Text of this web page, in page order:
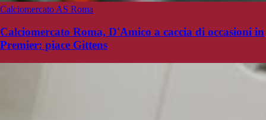
Calciomercato AS Roma
Calciomercato Roma, D'Amico a caccia di occasioni in
Premier: piace Gittens